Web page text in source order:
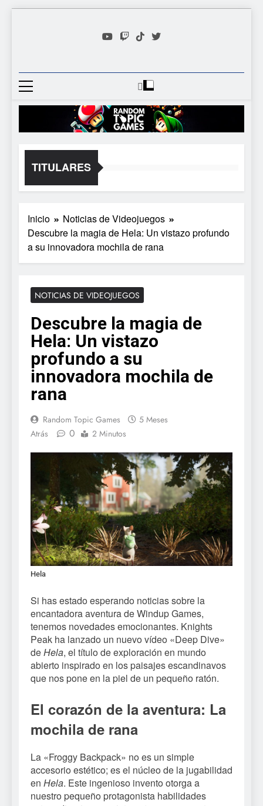
Random
Games
Videojuego Favorito
TITULARES
Inicio
Noticias de Videojuegos
Descubre la magia de Hela: Un vistazo profundo
a su innovadora mochila de rana
NOTICIAS DE VIDEOJUEGOS
Descubre la magia de
Hela: Un vistazo
profundo a su
innovadora mochila de
rana
Random Topic Games
5 Meses
Atrás
0 2 Minutos
Hela
Si has estado esperando noticias sobre la
encantadora aventura de Windup Games,
tenemos novedades emocionantes. Knights
Peak ha lanzado un nuevo vídeo «Deep Dive»
deHela, el título de exploración en mundo
abierto inspirado en los paisajes escandinavos
que nos pone en la piel de un pequeño ratón.
El corazón de la aventura: La
mochila de rana
La «Froggy Backpack» no es un simple
accesorio estético; es el núcleo de la jugabilidad
en Hela. Este ingenioso invento otorga a
nuestro pequeño protagonista habilidades